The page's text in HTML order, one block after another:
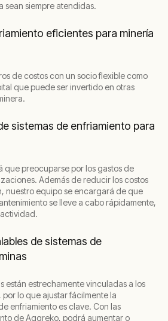
sean siempre atendidas.
eficientes para minería
de costos con un socio flexible como
que puede ser invertido en otras
sistemas de enfriamiento para
que preocuparse por los gastos de
Además de reducir los costos
nuestro equipo se encargará de que
se lleve a cabo rápidamente,
de sistemas de
están estrechamente vinculadas a los
lo que ajustar fácilmente la
enfriamiento es clave. Con las
de Aggreko, podrá aumentar o